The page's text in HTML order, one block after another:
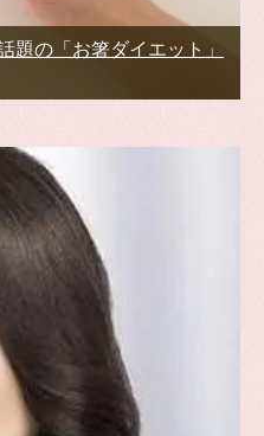
題の「お箸ダイエット」